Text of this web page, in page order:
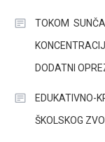
TOKOM
DODATNI
EDUKATIVNO-
ŠKOLSKOG